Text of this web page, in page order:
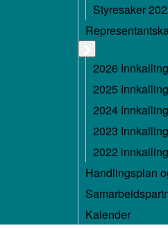
Styresaker
2026
2025
2024
2023
2022
Handlingsplan
Kalender